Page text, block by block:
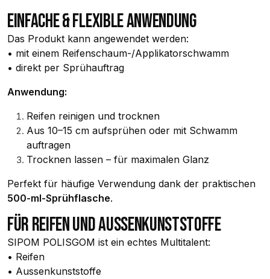
EINFACHE & FLEXIBLE ANWENDUNG
Das Produkt kann angewendet werden:
• mit einem Reifenschaum-/Applikatorschwamm
• direkt per Sprühauftrag
Anwendung:
Reifen reinigen und trocknen
Aus 10–15 cm aufsprühen oder mit Schwamm
auftragen
Trocknen lassen – für maximalen Glanz
Perfekt für häufige Verwendung dank der praktischen
500-ml-Sprühflasche.
FÜR REIFEN UND AUSSENKUNSTSTOFFE
SIPOM POLISGOM ist ein echtes Multitalent:
• Reifen
• Aussenkunststoffe